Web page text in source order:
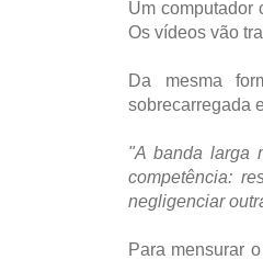
Um computador
Os vídeos vão
Da mesma
sobrecarregada
"A banda larga
competência:
negligenciar
Para mensurar